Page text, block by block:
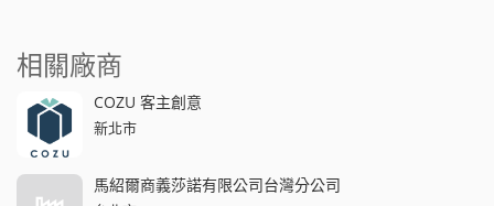
相關廠商
COZU 客主創意
新北市
馬紹爾商義莎諾有限公司台灣分公司